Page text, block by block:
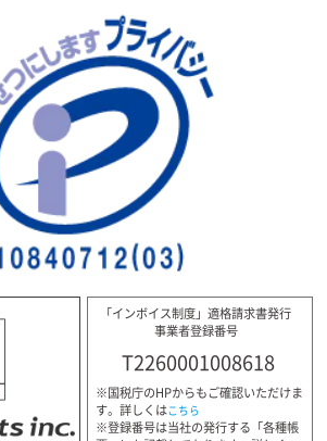
「インボイス制度」適格請求書発行
事業者登録番号
T2260001008618
※国税庁のHPからもご確認いただけま
す。詳しくはこちら
※登録番号は当社の発行する「各種帳